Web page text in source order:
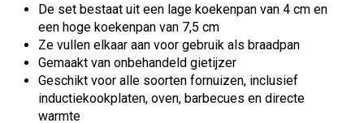
De set bestaat uit een lage koekenpan van 4 cm en
een hoge koekenpan van 7,5 cm
Ze vullen elkaar aan voor gebruik als braadpan
Gemaakt van onbehandeld gietijzer
Geschikt voor alle soorten fornuizen, inclusief
inductiekookplaten, oven, barbecues en directe
warmte